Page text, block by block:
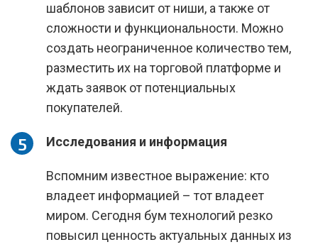
шаблонов зависит от ниши, а также от
сложности и функциональности. Можно
создать неограниченное количество тем,
разместить их на торговой платформе и
ждать заявок от потенциальных
покупателей.
Исследования и информация
Вспомним известное выражение: кто
владеет информацией – тот владеет
миром. Сегодня бум технологий резко
повысил ценность актуальных данных из